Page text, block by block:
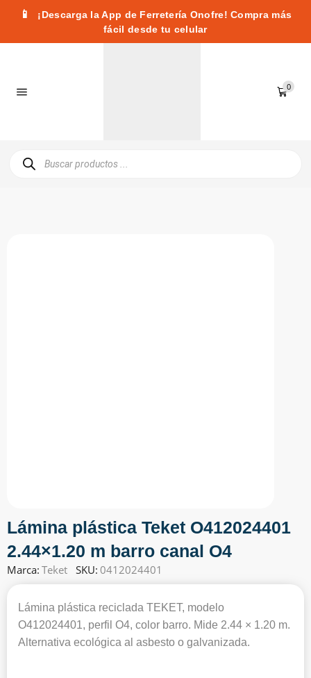
📱
¡Descarga la App de Ferretería Onofre! Compra más
fácil desde tu celular
0
Lámina plástica Teket O412024401
2.44×1.20 m barro canal O4
Marca: Teket SKU: 0412024401
Lámina plástica reciclada TEKET, modelo
O412024401, perfil O4, color barro. Mide 2.44 × 1.20 m.
Alternativa ecológica al asbesto o galvanizada.